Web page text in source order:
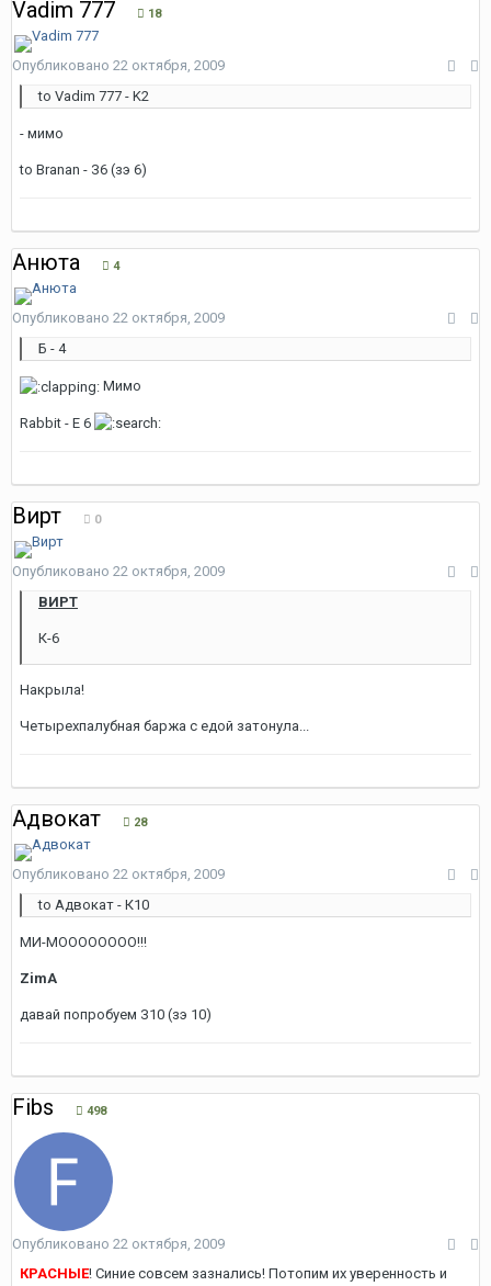
Vadim 777 18
Опубликовано 22 октября, 2009
to Vadim 777 - K2
- мимо
to Branan - З6 (зэ 6)
Анюта 4
Опубликовано 22 октября, 2009
Б - 4
Мимо
Rabbit - Е 6
Вирт 0
Опубликовано 22 октября, 2009
ВИРТ
К-6
Накрыла!
Четырехпалубная баржа с едой затонула...
Адвокат 28
Опубликовано 22 октября, 2009
to Адвокат - К10
МИ-МОООООООО!!!
ZimA
давай попробуем З10 (зэ 10)
Fibs 498
Опубликовано 22 октября, 2009
КРАСНЫЕ! Синие совсем зазнались! Потопим их уверенность и